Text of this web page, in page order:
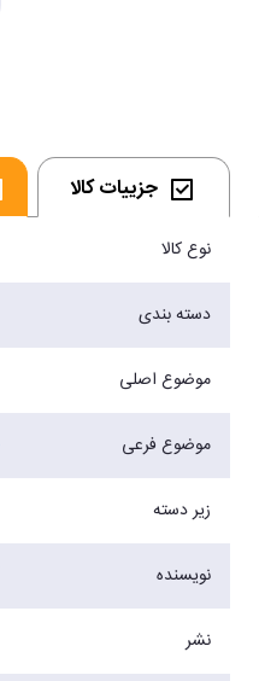
جزییات کالا
نوع کالا
دسته بندی
موضوع اصلی
موضوع فرعی
زیر دسته
نویسنده
نشر